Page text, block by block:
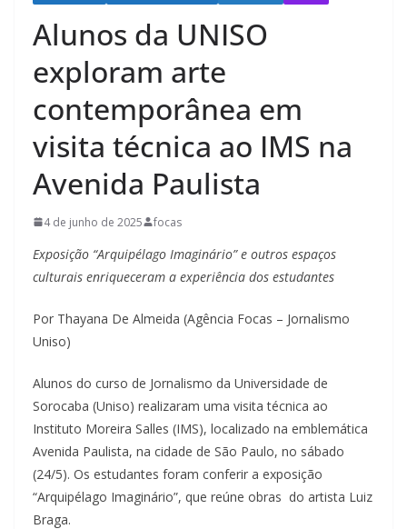
Alunos da UNISO
exploram arte
contemporânea em
visita técnica ao IMS na
Avenida Paulista
4 de junho de 2025 focas
Exposição “Arquipélago Imaginário” e outros espaços
culturais enriqueceram a experiência dos estudantes
Por Thayana De Almeida (Agência Focas – Jornalismo
Uniso)
Alunos do curso de Jornalismo da Universidade de
Sorocaba (Uniso) realizaram uma visita técnica ao
Instituto Moreira Salles (IMS), localizado na emblemática
Avenida Paulista, na cidade de São Paulo, no sábado
(24/5). Os estudantes foram conferir a exposição
“Arquipélago Imaginário”, que reúne obras do artista Luiz
Braga.